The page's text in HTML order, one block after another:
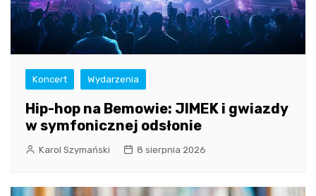
Koncert Wydarzenia
Hip-hop na Bemowie: JIMEK i gwiazdy
w symfonicznej odsłonie
Karol Szymański 8 sierpnia 2026